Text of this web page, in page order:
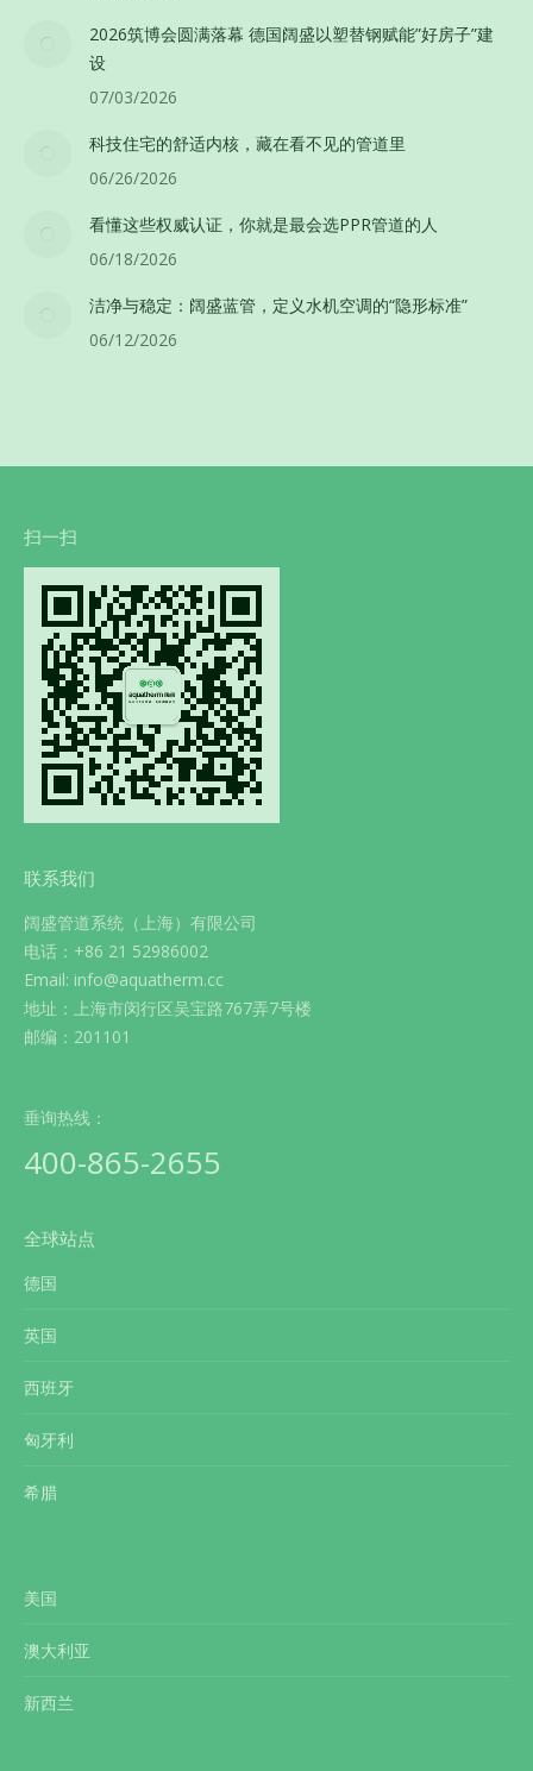
2026筑博会圆满落幕 德国阔盛以塑替钢赋能”好房子”建
设
07/03/2026
科技住宅的舒适内核，藏在看不见的管道里
06/26/2026
看懂这些权威认证，你就是最会选PPR管道的人
06/18/2026
洁净与稳定：阔盛蓝管，定义水机空调的“隐形标准”
06/12/2026
扫一扫
联系我们
阔盛管道系统（上海）有限公司
电话：+86 21 52986002
Email: info@aquatherm.cc
地址：上海市闵行区吴宝路767弄7号楼
邮编：201101
垂询热线：
400-865-2655
全球站点
德国
英国
西班牙
匈牙利
希腊
美国
澳大利亚
新西兰